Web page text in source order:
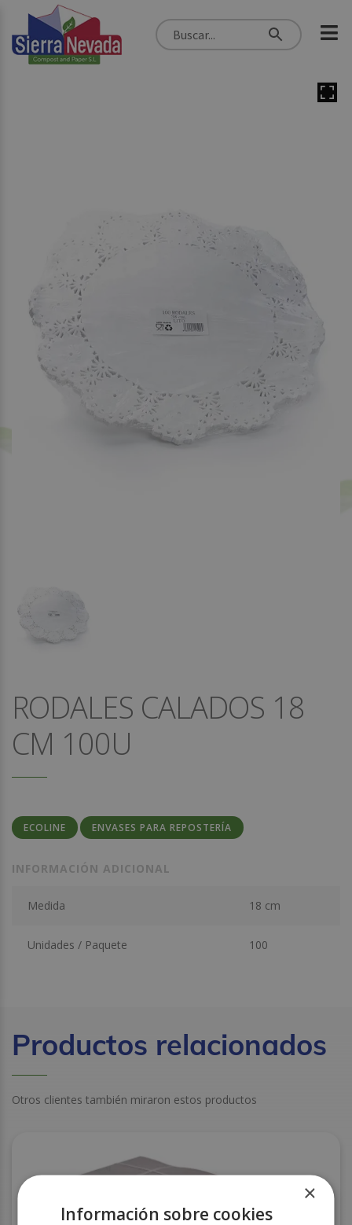
RODALES CALADOS 18
CM 100U
ECOLINE ENVASES PARA REPOSTERÍA
INFORMACIÓN ADICIONAL
Medida 18 cm
Unidades / Paquete 100
Productos relacionados
Otros clientes también miraron estos productos
×
Información sobre cookies